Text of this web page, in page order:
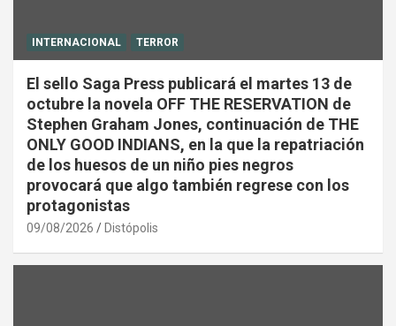
INTERNACIONAL TERROR
El sello Saga Press publicará el martes 13 de
octubre la novela OFF THE RESERVATION de
Stephen Graham Jones, continuación de THE
ONLY GOOD INDIANS, en la que la repatriación
de los huesos de un niño pies negros
provocará que algo también regrese con los
protagonistas
09/08/2026 Distópolis